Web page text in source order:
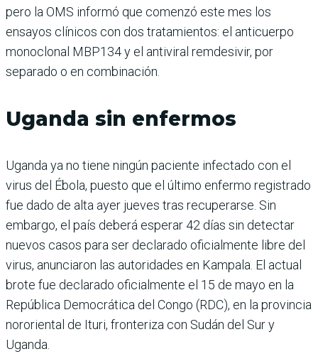
pero la OMS informó que comenzó este mes los
ensayos clínicos con dos tratamientos: el anticuerpo
monoclonal MBP134 y el antiviral remdesivir, por
separado o en combinación.
Uganda sin enfermos
Uganda ya no tiene ningún paciente infectado con el
virus del Ébola, puesto que el último enfermo registrado
fue dado de alta ayer jueves tras recuperarse. Sin
embargo, el país deberá esperar 42 días sin detectar
nuevos casos para ser declarado oficialmente libre del
virus, anunciaron las autoridades en Kampala. El actual
brote fue declarado oficialmente el 15 de mayo en la
República Democrática del Congo (RDC), en la provincia
nororiental de Ituri, fronteriza con Sudán del Sur y
Uganda.